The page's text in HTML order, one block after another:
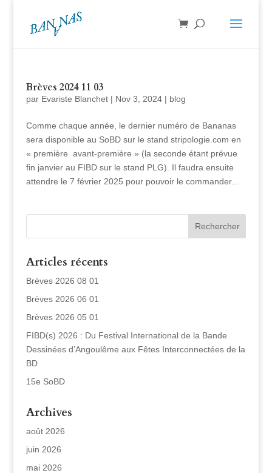
Brèves 2024 11 03
par Evariste Blanchet| Nov 3, 2024| blog
Comme chaque année, le dernier numéro de Bananas
sera disponible au SoBD sur le stand stripologie.com en
« première avant-première » (la seconde étant prévue
fin janvier au FIBD sur le stand PLG). Il faudra ensuite
attendre le 7 février 2025 pour pouvoir le commander...
Articles récents
Brèves 2026 08 01
Brèves 2026 06 01
Brèves 2026 05 01
FIBD(s) 2026 : Du Festival International de la Bande
Dessinées d’Angoulême aux Fêtes Interconnectées de la
BD
15e SoBD
Archives
août 2026
juin 2026
mai 2026